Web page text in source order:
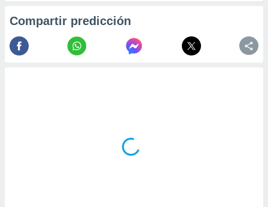
Compartir predicción